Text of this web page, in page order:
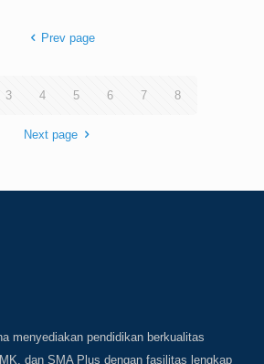
Prev page
3 4 5 6 7 8
Next page
menyediakan pendidikan berkualitas
dan SMA Plus dengan fasilitas lengkap